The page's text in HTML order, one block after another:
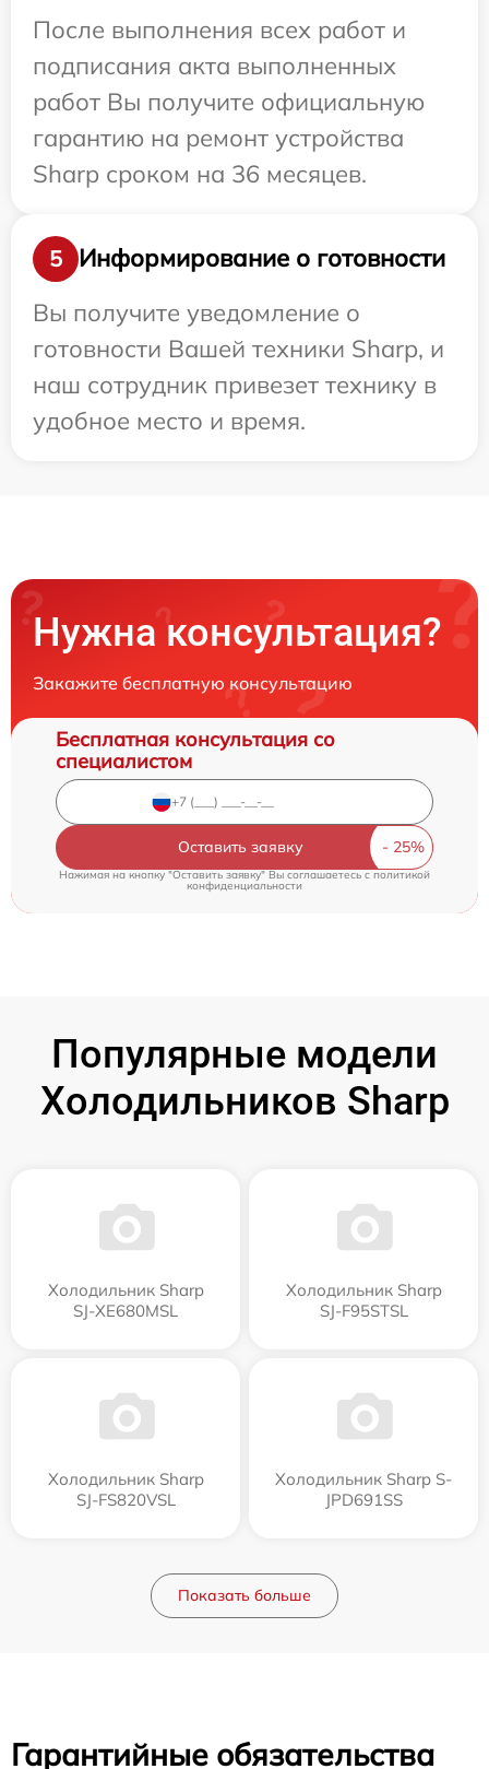
После выполнения всех работ и
подписания акта выполненных
работ Вы получите официальную
гарантию на ремонт устройства
Sharp сроком на 36 месяцев.
5
Информирование о готовности
Вы получите уведомление о
готовности Вашей техники Sharp, и
наш сотрудник привезет технику в
удобное место и время.
Нужна консультация?
Закажите бесплатную консультацию
Бесплатная консультация со
специалистом
Оставить заявку
Нажимая на кнопку "Оставить заявку" Вы соглашаетесь cполитикой
конфиденциальности
Популярные модели
Холодильников Sharp
Холодильник Sharp
SJ-XE680MSL
Холодильник Sharp
SJ-F95STSL
Холодильник Sharp
SJ-FS820VSL
Холодильник Sharp S-
JPD691SS
Показать больше
Гарантийные обязательства